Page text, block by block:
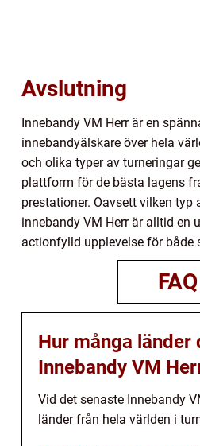
Avslutning
Innebandy VM Herr är en
innebandyälskare över hela
och olika typer av turneringar
plattform för de bästa lagens
prestationer. Oavsett vilken typ
innebandy VM Herr är alltid en
actionfylld upplevelse för både
FAQ
Hur många länder
Innebandy VM
Vid det senaste Innebandy
länder från hela världen i